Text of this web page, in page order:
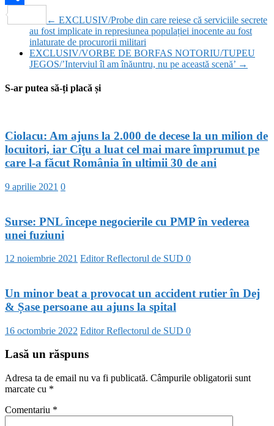
Partajează
← EXCLUSIV/Probe din care reiese că serviciile secrete
au fost implicate in represiunea populației inocente au fost
inlaturate de procurorii militari
EXCLUSIV/VORBE DE BORFAS NOTORIU/TUPEU
JEGOS/’Interviul îl am înăuntru, nu pe această scenă’ →
S-ar putea să-ți placă și
Ciolacu: Am ajuns la 2.000 de decese la un milion de
locuitori, iar Cîţu a luat cel mai mare împrumut pe
care l-a făcut România în ultimii 30 de ani
9 aprilie 2021 0
Surse: PNL începe negocierile cu PMP în vederea
unei fuziuni
12 noiembrie 2021 Editor Reflectorul de SUD 0
Un minor beat a provocat un accident rutier în Dej
& Șase persoane au ajuns la spital
16 octombrie 2022 Editor Reflectorul de SUD 0
Lasă un răspuns
Adresa ta de email nu va fi publicată. Câmpurile obligatorii sunt
marcate cu *
Comentariu *